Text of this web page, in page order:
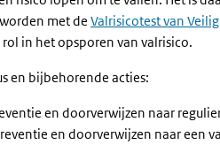
met de Valrisicotest van
in het opsporen van valrisico.
en bijbehorende acties:
en doorverwijzen naar
en doorverwijzen naar een